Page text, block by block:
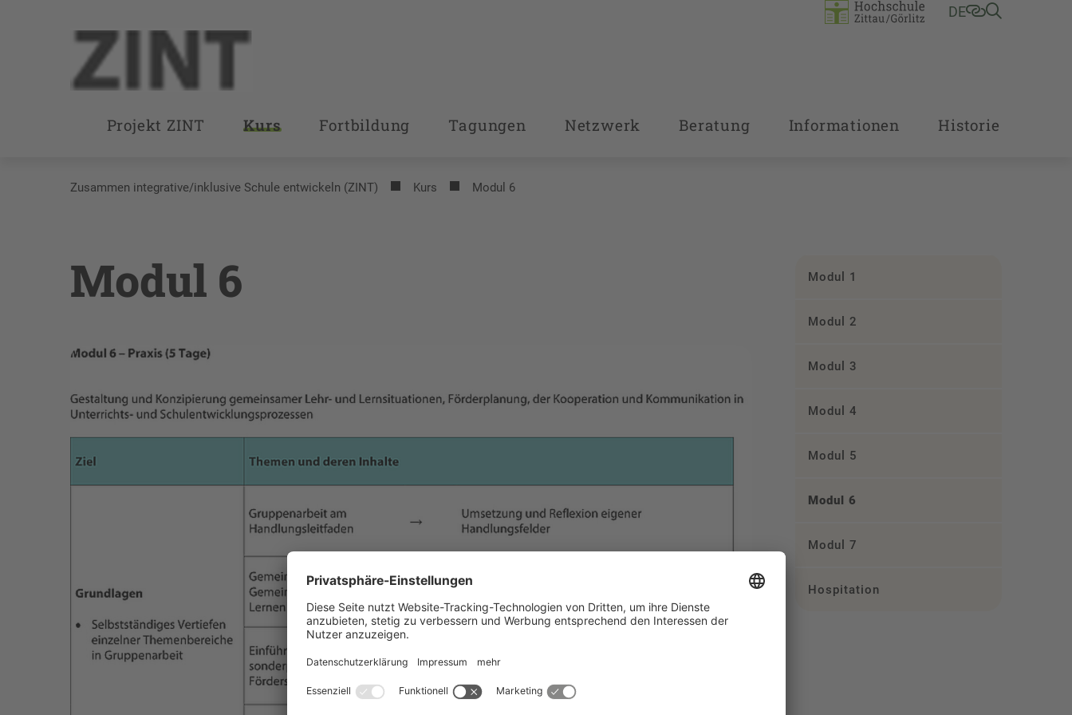
DE
Projekt ZINT Kurs Fortbildung Tagungen Netzwerk Beratung Informationen Historie
Zusammen integrative/inklusive Schule entwickeln (ZINT) Kurs Modul 6
Modul 6 Modul 1
Modul 2
Modul 3
Modul 4
Modul 5
Modul 6
Modul 7
Hospitation